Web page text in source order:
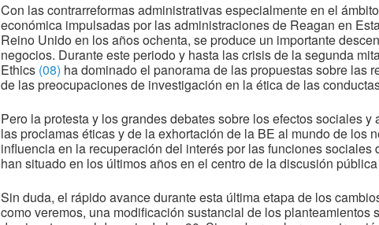
Con las contrarreformas administrativas especialmente en el
económica impulsadas por las administraciones de Reagan en
Reino Unido en los años ochenta, se produce un importante
negocios. Durante este periodo y hasta las crisis de la segunda
Ethics (08) ha dominado el panorama de las propuestas sobre las
de las preocupaciones de investigación en la ética de las
Pero la protesta y los grandes debates sobre los efectos sociales
las proclamas éticas y de la exhortación de la BE al mundo de los
influencia en la recuperación del interés por las funciones
han situado en los últimos años en el centro de la discusión
Sin duda, el rápido avance durante esta última etapa de los
como veremos, una modificación sustancial de los